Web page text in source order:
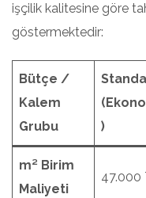
işçilik kalitesine göre
göstermektedir:
Bütçe /
Kalem
Grubu
)
m² Birim
Maliyeti
47.000